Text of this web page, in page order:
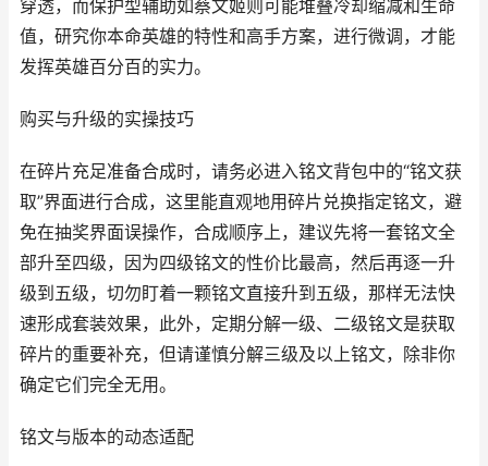
穿透，而保护型辅助如蔡文姬则可能堆叠冷却缩减和生命
值，研究你本命英雄的特性和高手方案，进行微调，才能
发挥英雄百分百的实力。
购买与升级的实操技巧
在碎片充足准备合成时，请务必进入铭文背包中的“铭文获
取”界面进行合成，这里能直观地用碎片兑换指定铭文，避
免在抽奖界面误操作，合成顺序上，建议先将一套铭文全
部升至四级，因为四级铭文的性价比最高，然后再逐一升
级到五级，切勿盯着一颗铭文直接升到五级，那样无法快
速形成套装效果，此外，定期分解一级、二级铭文是获取
碎片的重要补充，但请谨慎分解三级及以上铭文，除非你
确定它们完全无用。
铭文与版本的动态适配